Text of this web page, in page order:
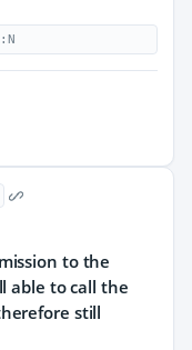
to the
able to call the
still